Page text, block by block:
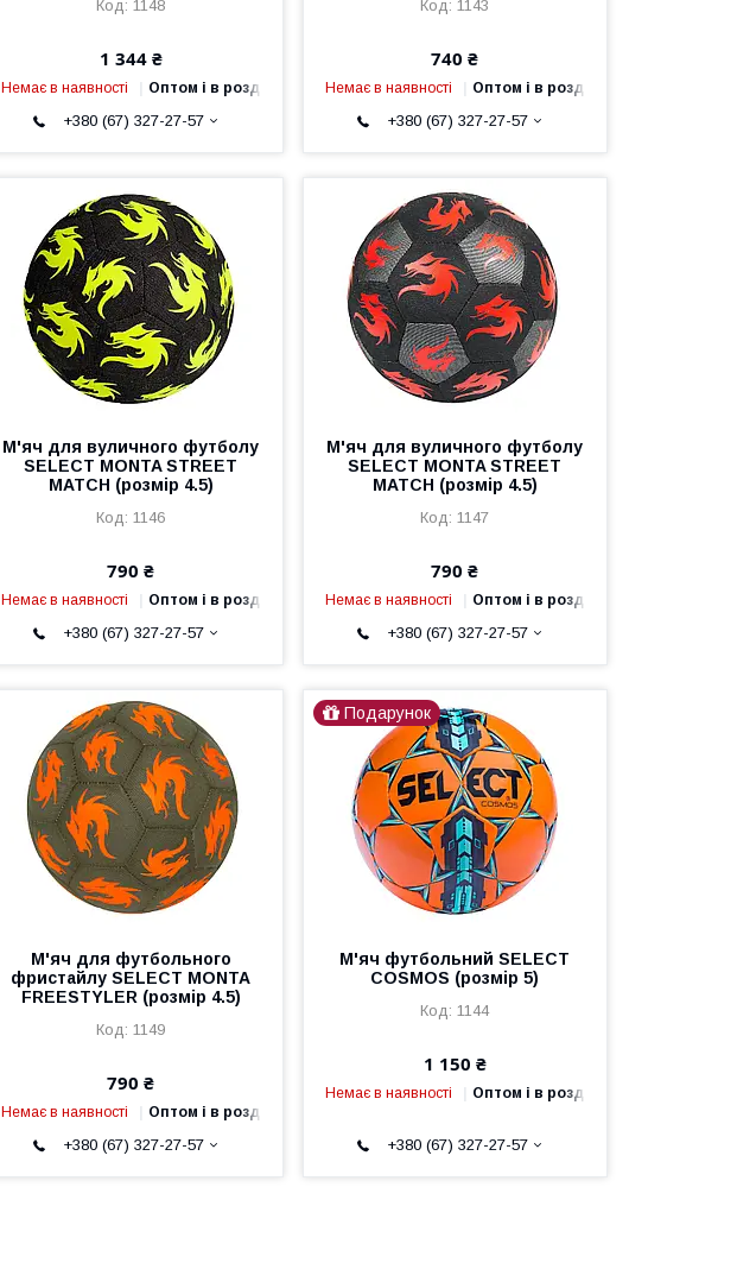
1148
1 344 ₴
Немає в наявності Оптом і в роздріб
+380 (67) 327-27-57
1143
740 ₴
Немає в наявності Оптом і в роздріб
+380 (67) 327-27-57
М'яч для вуличного футболу
SELECT MONTA STREET
MATCH (розмір 4.5)
1146
790 ₴
Немає в наявності Оптом і в роздріб
+380 (67) 327-27-57
М'яч для вуличного футболу
SELECT MONTA STREET
MATCH (розмір 4.5)
1147
790 ₴
Немає в наявності Оптом і в роздріб
+380 (67) 327-27-57
М'яч для футбольного
фристайлу SELECT MONTA
FREESTYLER (розмір 4.5)
1149
790 ₴
Немає в наявності Оптом і в роздріб
+380 (67) 327-27-57
Подарунок
М'яч футбольний SELECT
COSMOS (розмір 5)
1144
1 150 ₴
Немає в наявності Оптом і в роздріб
+380 (67) 327-27-57